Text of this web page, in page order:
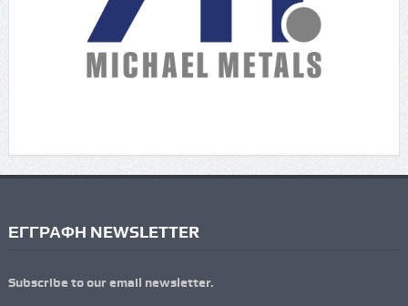
ΕΓΓΡΑΦΗ NEWSLETTER
Subscribe to our email newsletter.